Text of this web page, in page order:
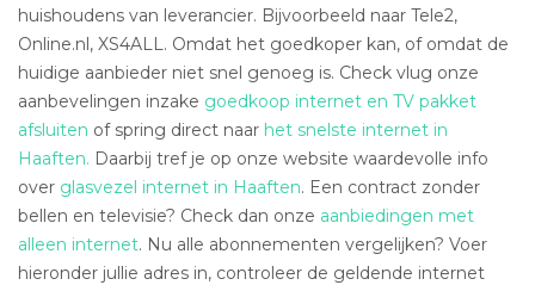
huishoudens van leverancier. Bijvoorbeeld naar Tele2,
Online.nl, XS4ALL. Omdat het goedkoper kan, of omdat de
huidige aanbieder niet snel genoeg is. Check vlug onze
aanbevelingen inzake goedkoop internet en TV pakket
afsluiten of spring direct naar het snelste internet in
Haaften. Daarbij tref je op onze website waardevolle info
over glasvezel internet in Haaften. Een contract zonder
bellen en televisie? Check dan onze aanbiedingen met
alleen internet. Nu alle abonnementen vergelijken? Voer
hieronder jullie adres in, controleer de geldende internet